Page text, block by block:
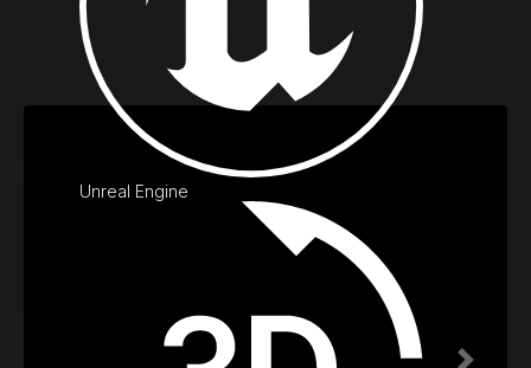
Unreal Engine